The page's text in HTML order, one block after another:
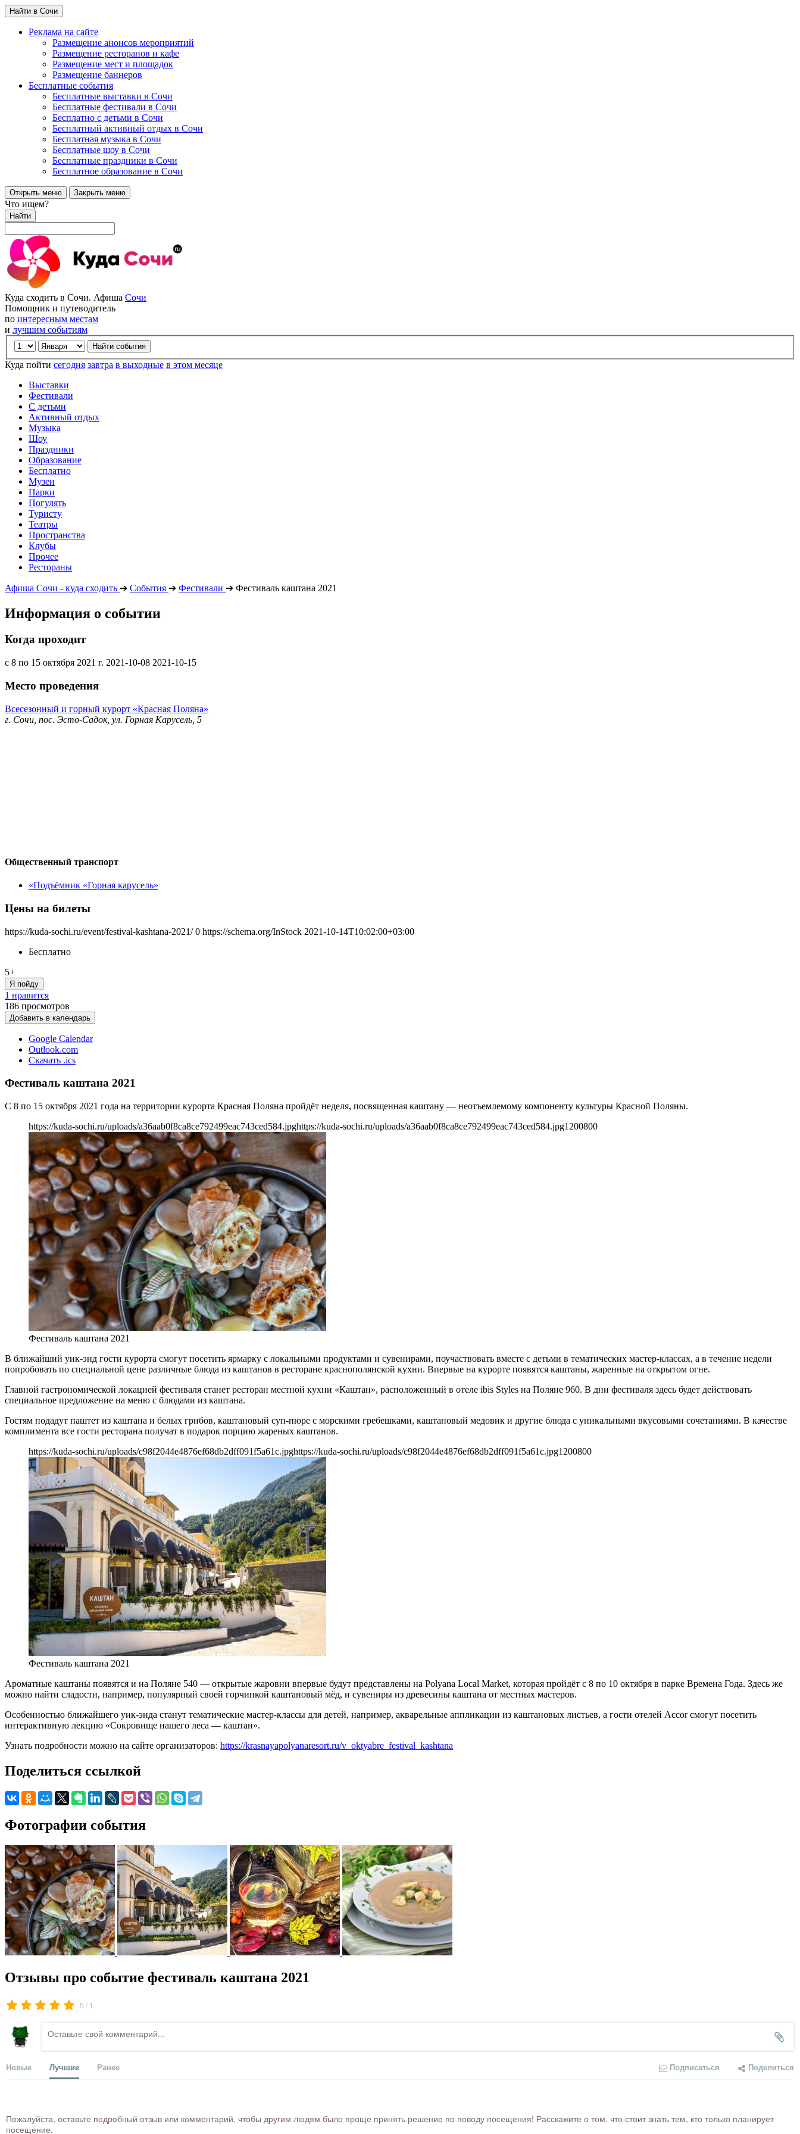
Найти в Сочи
Реклама на сайте
Размещение анонсов мероприятий
Размещение ресторанов и кафе
Размещение мест и площадок
Размещение баннеров
Бесплатные события
Бесплатные выставки в Сочи
Бесплатные фестивали в Сочи
Бесплатно с детьми в Сочи
Бесплатный активный отдых в Сочи
Бесплатная музыка в Сочи
Бесплатные шоу в Сочи
Бесплатные праздники в Сочи
Бесплатное образование в Сочи
Открыть меню Закрыть меню
Что ищем?
Найти
Куда сходить в Сочи. Афиша Сочи
Помощник и путеводитель
по интересным местам
и лучшим событиям
Куда пойти сегодня завтра в выходные в этом месяце
Выставки
Фестивали
С детьми
Активный отдых
Музыка
Шоу
Праздники
Образование
Бесплатно
Музеи
Парки
Погулять
Туристу
Театры
Пространства
Клубы
Прочее
Рестораны
Афиша Сочи - куда сходить ➔ События ➔ Фестивали ➔ Фестиваль каштана 2021
Информация о событии
Когда проходит
с 8 по 15 октября 2021 г. 2021-10-08 2021-10-15
Место проведения
Всесезонный и горный курорт «Красная Поляна»
г. Сочи, пос. Эсто-Садок, ул. Горная Карусель, 5
Общественный транспорт
«Подъёмник «Горная карусель»
Цены на билеты
https://kuda-sochi.ru/event/festival-kashtana-2021/ 0 https://schema.org/InStock 2021-10-14T10:02:00+03:00
Бесплатно
5+
Я пойду
1 нравится
186 просмотров
Добавить в календарь
Google Calendar
Outlook.com
Скачать .ics
Фестиваль каштана 2021
С 8 по 15 октября 2021 года на территории курорта Красная Поляна пройдёт неделя, посвященная каштану — неотъемлемому компоненту культуры Красной Поляны.
https://kuda-sochi.ru/uploads/a36aab0f8ca8ce792499eac743ced584.jpghttps://kuda-sochi.ru/uploads/a36aab0f8ca8ce792499eac743ced584.jpg1200800
Фестиваль каштана 2021
В ближайший уик-энд гости курорта смогут посетить ярмарку с локальными продуктами и сувенирами, поучаствовать вместе с детьми в тематических мастер-классах, а в течение недели
попробовать по специальной цене различные блюда из каштанов в ресторане краснополянской кухни. Впервые на курорте появятся каштаны, жаренные на открытом огне.
Главной гастрономической локацией фестиваля станет ресторан местной кухни «Каштан», расположенный в отеле ibis Styles на Поляне 960. В дни фестиваля здесь будет действовать
специальное предложение на меню с блюдами из каштана.
Гостям подадут паштет из каштана и белых грибов, каштановый суп-пюре с морскими гребешками, каштановый медовик и другие блюда с уникальными вкусовыми сочетаниями. В качестве
комплимента все гости ресторана получат в подарок порцию жареных каштанов.
https://kuda-sochi.ru/uploads/c98f2044e4876ef68db2dff091f5a61c.jpghttps://kuda-sochi.ru/uploads/c98f2044e4876ef68db2dff091f5a61c.jpg1200800
Фестиваль каштана 2021
Ароматные каштаны появятся и на Поляне 540 — открытые жаровни впервые будут представлены на Polyana Local Market, которая пройдёт с 8 по 10 октября в парке Времена Года. Здесь же
можно найти сладости, например, популярный своей горчинкой каштановый мёд, и сувениры из древесины каштана от местных мастеров.
Особенностью ближайшего уик-энда станут тематические мастер-классы для детей, например, акварельные аппликации из каштановых листьев, а гости отелей Accor смогут посетить
интерактивную лекцию «Сокровище нашего леса — каштан».
Узнать подробности можно на сайте организаторов: https://krasnayapolyanaresort.ru/v_oktyabre_festival_kashtana
Поделиться ссылкой
Фотографии события
Отзывы про событие фестиваль каштана 2021
5 / 1
Новые Лучшие Ранее Подписаться Поделиться
Пожалуйста, оставьте подробный отзыв или комментарий, чтобы другим людям было проще принять решение по поводу посещения! Расскажите о том, что стоит знать тем, кто только планирует
посещение.